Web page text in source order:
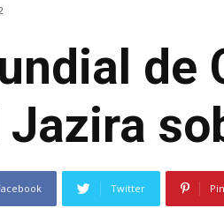
de
Twitter